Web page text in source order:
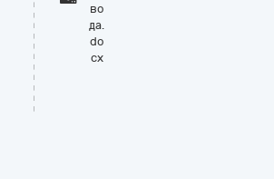
во
да.
do
cx